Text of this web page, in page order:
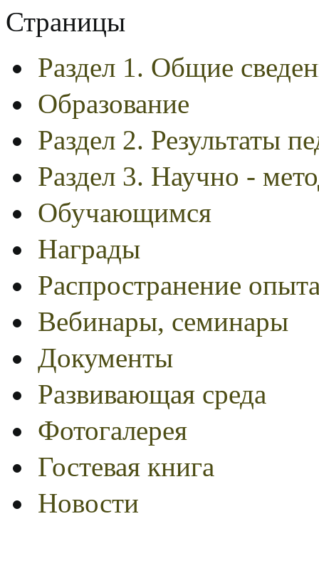
Страницы
Раздел 1. Общие
Образование
Раздел 2. Результаты
Раздел 3. Научно -
Обучающимся
Награды
Распространение
Вебинары, семинары
Документы
Развивающая среда
Фотогалерея
Гостевая книга
Новости